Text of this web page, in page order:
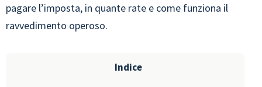
pagare l’imposta, in quante rate e come funziona il
ravvedimento operoso.
Indice